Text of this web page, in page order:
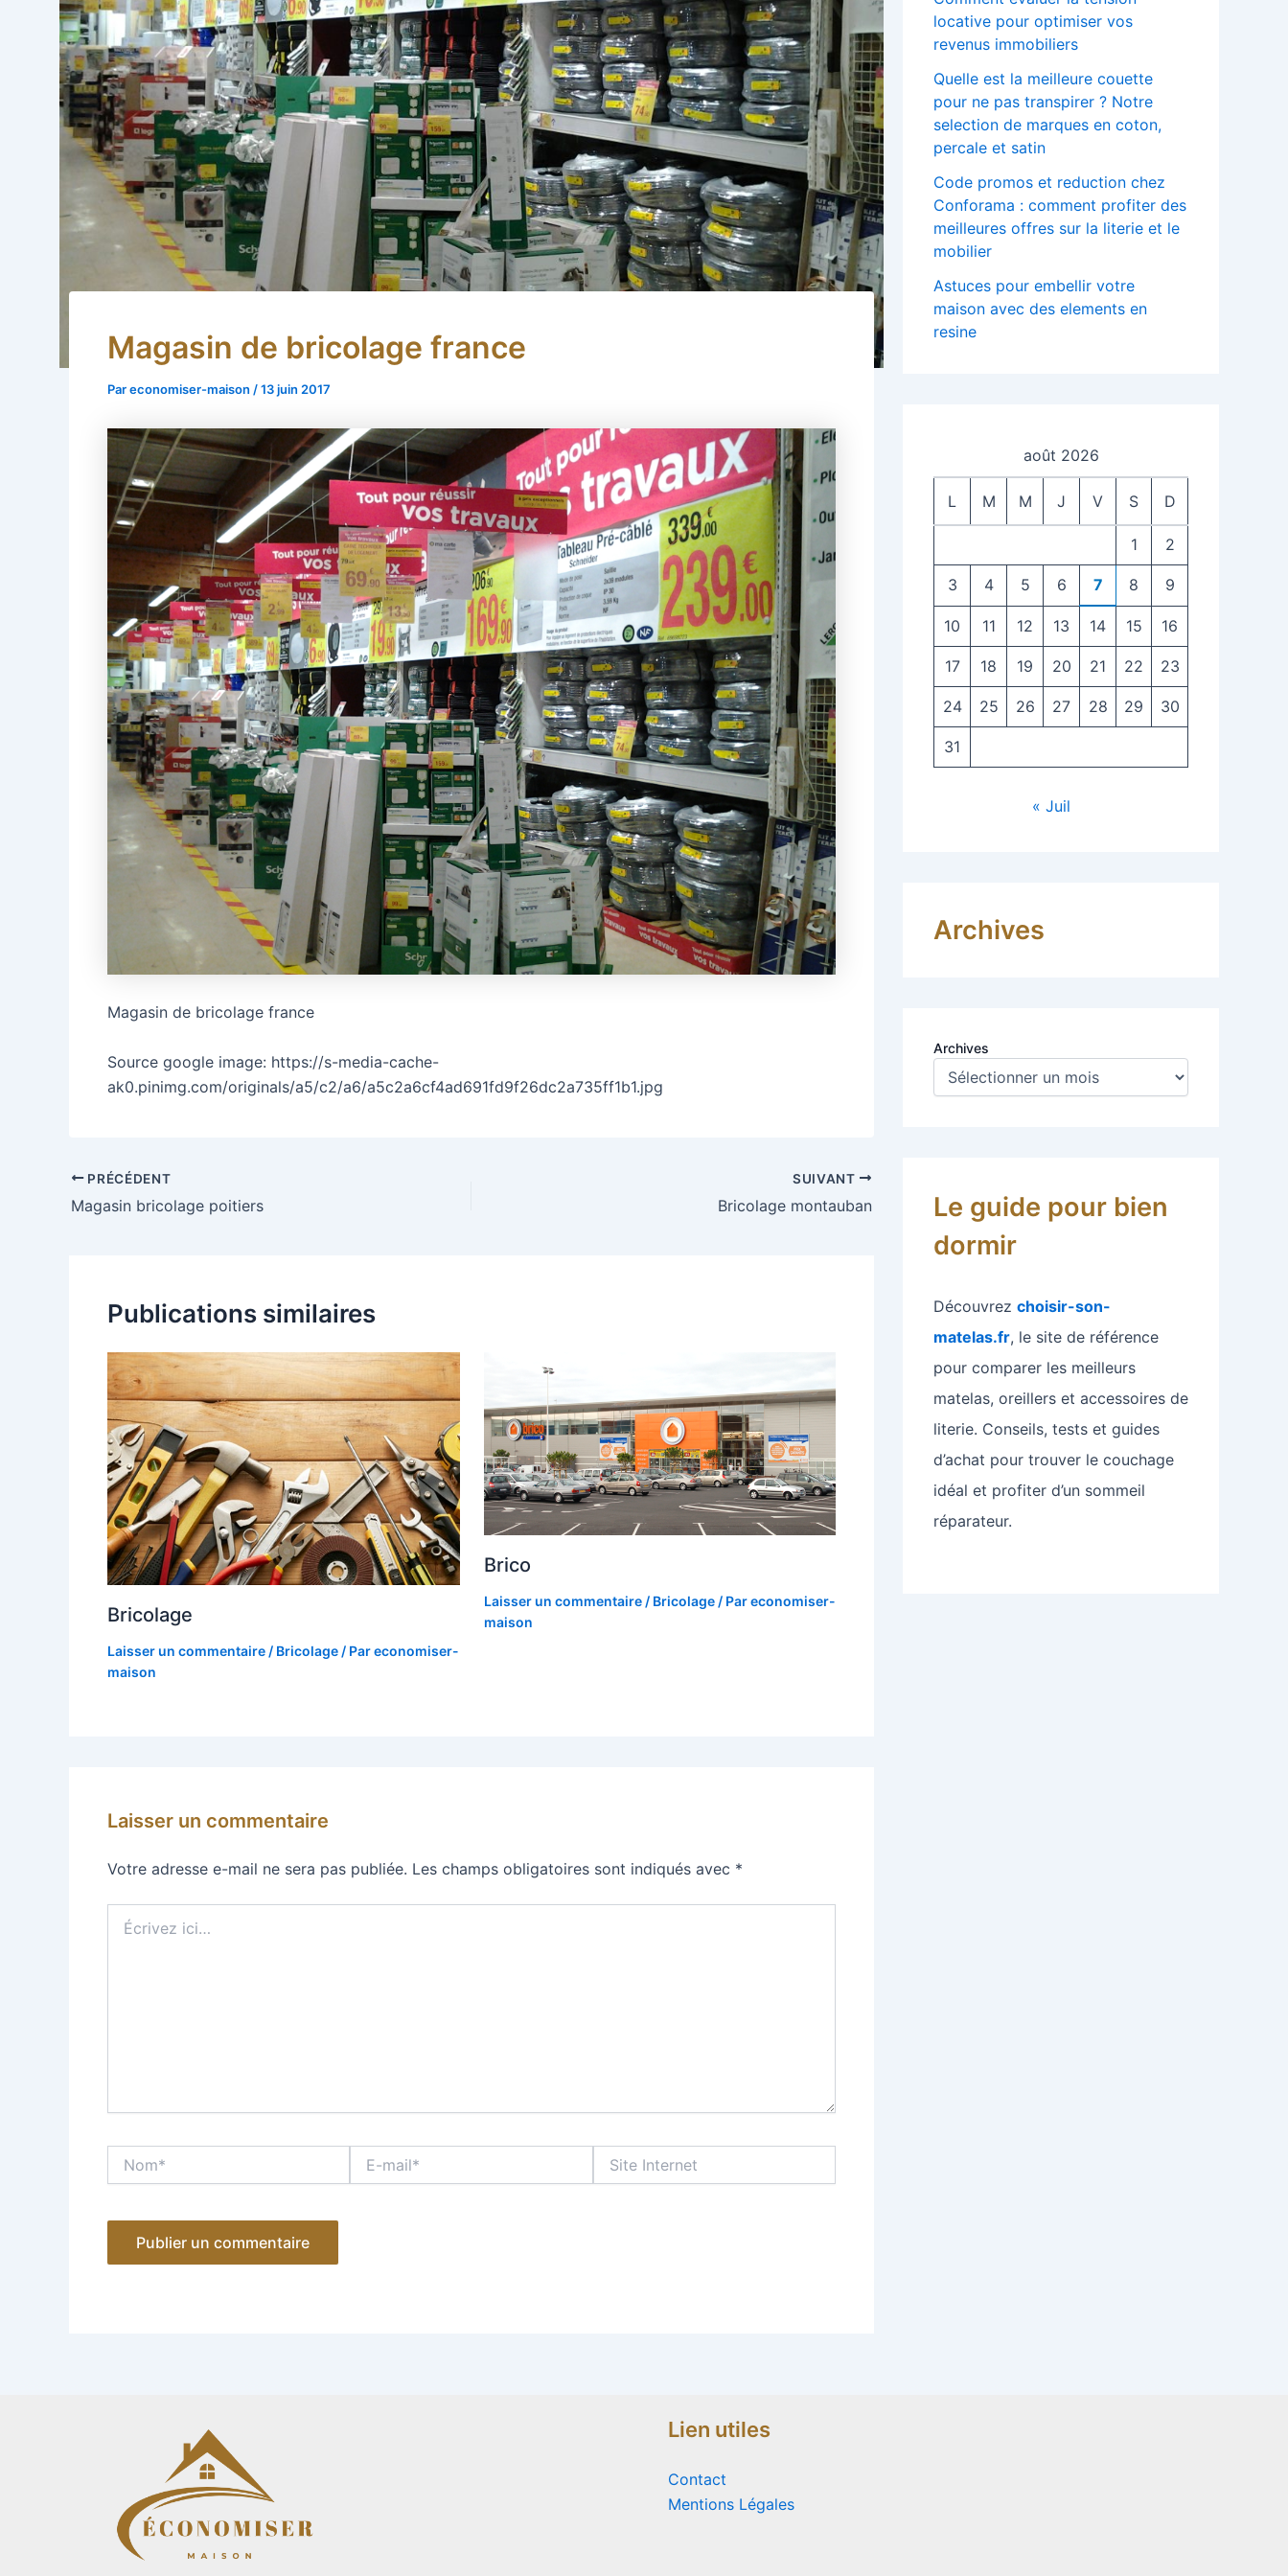
Magasin de bricolage france
Pareconomiser-maison /13 juin 2017
Magasin de bricolage france
Source google image: https://s-media-cache-
ak0.pinimg.com/originals/a5/c2/a6/a5c2a6cf4ad691fd9f26dc2a735ff1b1.jpg
PRÉCÉDENT
Magasin bricolage poitiers
SUIVANT
Bricolage montauban
Publications similaires
Bricolage
Laisser un commentaire / Bricolage / Pareconomiser-
maison
Brico
Laisser un commentaire / Bricolage/ Pareconomiser-
maison
Laisser un commentaire
Votre adresse e-mail ne sera pas publiée. Les champs obligatoires sont indiqués avec *
ici…
mail*
Internet
locative pour optimiser vos
revenus immobiliers
Quelle est la meilleure couette
pour ne pas transpirer ? Notre
selection de marques en coton,
percale et satin
Code promos et reduction chez
Conforama : comment profiter des
meilleures offres sur la literie et le
mobilier
Astuces pour embellir votre
maison avec des elements en
resine
août 2026
L M M J V S D
1 2
3 4 5 6 7 8 9
10 11 12 13 14 15 16
17 18 19 20 21 22 23
24 25 26 27 28 29 30
31
« Juil
Archives
Archives
Le guide pour bien
dormir
Découvrez choisir-son-
matelas.fr, le site de référence
pour comparer les meilleurs
matelas, oreillers et accessoires de
literie. Conseils, tests et guides
d’achat pour trouver le couchage
idéal et profiter d’un sommeil
réparateur.
Lien utiles
Contact
Mentions Légales